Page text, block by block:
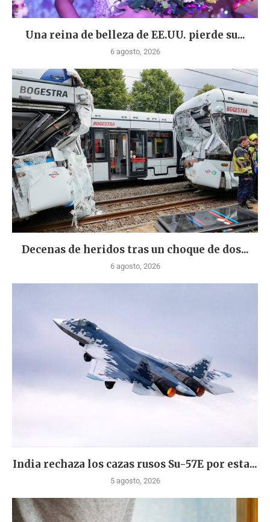
Una reina de belleza de EE.UU. pierde su...
6 agosto, 2026
Decenas de heridos tras un choque de dos...
6 agosto, 2026
India rechaza los cazas rusos Su-57E por esta...
5 agosto, 2026